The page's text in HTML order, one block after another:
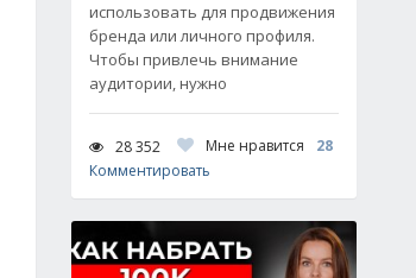
использовать для продвижения
бренда или личного профиля.
Чтобы привлечь внимание
аудитории, нужно
28 352 Мне нравится
28
Комментировать